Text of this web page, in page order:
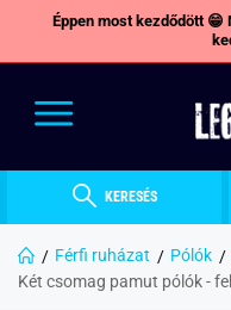
Éppen most kezdődött 😁
KERESÉS
Férfi ruházat Pólók
Két csomag pamut pólók -